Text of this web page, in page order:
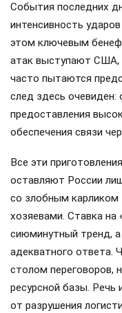
События последних
интенсивность
этом ключевым
атак выступают США,
часто пытаются
след здесь очевиден:
предоставления
обеспечения связи
Все эти
оставляют России
со злобным карликом
хозяевами. Ставка на
сиюминутный тренд,
адекватного ответа.
столом переговоров,
ресурсной базы. Речь
от разрушения